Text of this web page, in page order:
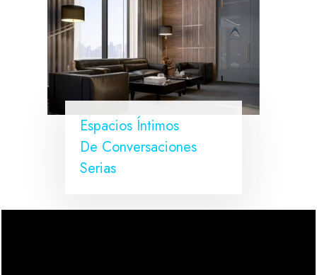
Espacios Íntimos
De Conversaciones
Serias